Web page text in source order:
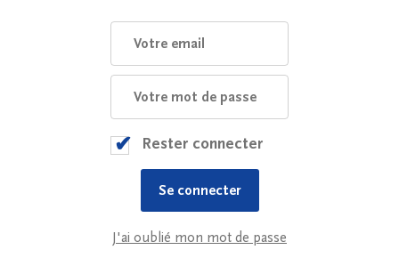
Rester connecter
J'ai oublié mon mot de passe